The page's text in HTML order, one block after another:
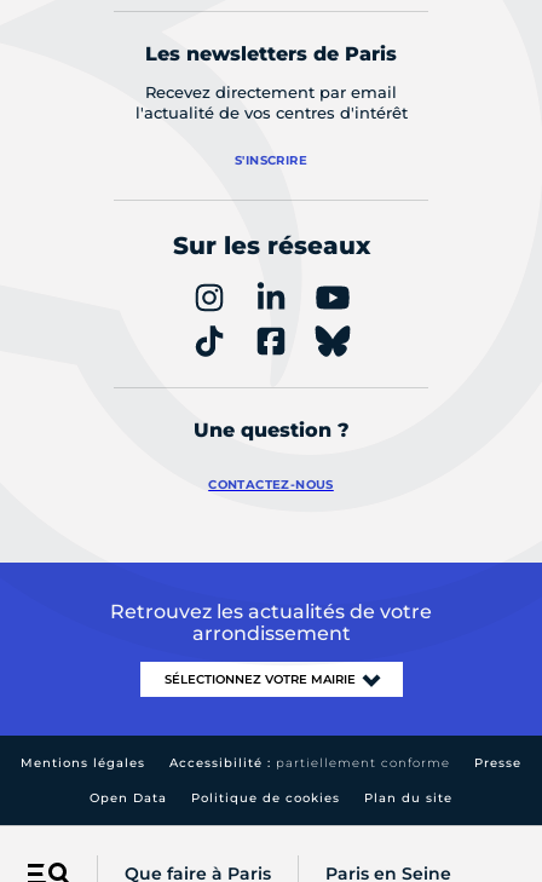
Que faire à Paris Paris en Seine
Les newsletters de Paris
Recevez directement par email
l'actualité de vos centres d'intérêt
S'INSCRIRE
Sur les réseaux
Une question ?
CONTACTEZ-NOUS
Retrouvez les actualités de votre
arrondissement
Mentions légales Accessibilité : partiellement conforme Presse
Open Data Politique de cookies Plan du site